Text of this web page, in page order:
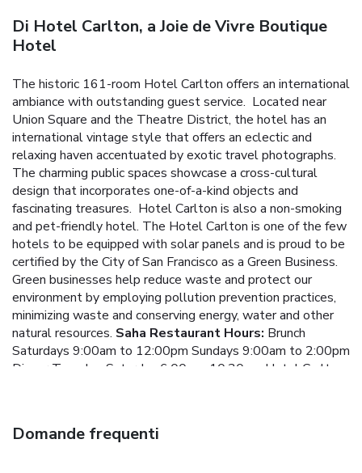
Di Hotel Carlton, a Joie de Vivre Boutique
Hotel
The historic 161-room Hotel Carlton offers an international
ambiance with outstanding guest service. Located near
Union Square and the Theatre District, the hotel has an
international vintage style that offers an eclectic and
relaxing haven accentuated by exotic travel photographs.
The charming public spaces showcase a cross-cultural
design that incorporates one-of-a-kind objects and
fascinating treasures. Hotel Carlton is also a non-smoking
and pet-friendly hotel. The Hotel Carlton is one of the few
hotels to be equipped with solar panels and is proud to be
certified by the City of San Francisco as a Green Business.
Green businesses help reduce waste and protect our
environment by employing pollution prevention practices,
minimizing waste and conserving energy, water and other
natural resources. Saha Restaurant Hours: Brunch
Saturdays 9:00am to 12:00pm Sundays 9:00am to 2:00pm
Dinner Tuesday-Saturday 6:00pm-10:30pm
Hotel Carlton
follows; $35/day plus tax ($40 total)
Domande frequenti